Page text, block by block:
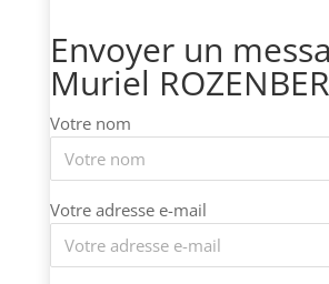
Envoyer un
Muriel
Votre nom
Votre adresse e-mail